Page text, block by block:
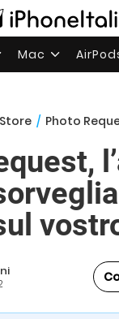
Mac
/ Photo Request, l’app per la